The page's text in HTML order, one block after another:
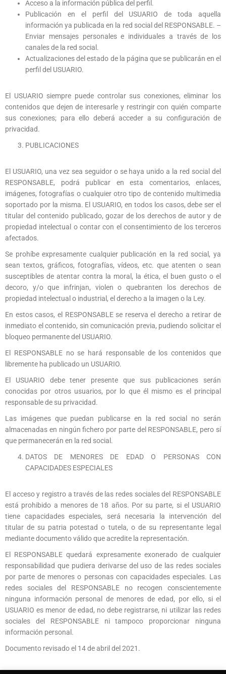
Acceso a la información pública del perfil.
Publicación en el perfil del USUARIO de toda aquella
información ya publicada en la red social del RESPONSABLE. –
Enviar mensajes personales e individuales a través de los
canales de la red social.
Actualizaciones del estado de la página que se publicarán en el
perfil del USUARIO.
El USUARIO siempre puede controlar sus conexiones, eliminar los
contenidos que dejen de interesarle y restringir con quién comparte
sus conexiones; para ello deberá acceder a su configuración de
privacidad.
PUBLICACIONES
El USUARIO, una vez sea seguidor o se haya unido a la red social del
RESPONSABLE, podrá publicar en esta comentarios, enlaces,
imágenes, fotografías o cualquier otro tipo de contenido multimedia
soportado por la misma. El USUARIO, en todos los casos, debe ser el
titular del contenido publicado, gozar de los derechos de autor y de
propiedad intelectual o contar con el consentimiento de los terceros
afectados.
Se prohíbe expresamente cualquier publicación en la red social, ya
sean textos, gráficos, fotografías, vídeos, etc. que atenten o sean
susceptibles de atentar contra la moral, la ética, el buen gusto o el
decoro, y/o que infrinjan, violen o quebranten los derechos de
propiedad intelectual o industrial, el derecho a la imagen o la Ley.
En estos casos, el RESPONSABLE se reserva el derecho a retirar de
inmediato el contenido, sin comunicación previa, pudiendo solicitar el
bloqueo permanente del USUARIO.
El RESPONSABLE no se hará responsable de los contenidos que
libremente ha publicado un USUARIO.
El USUARIO debe tener presente que sus publicaciones serán
conocidas por otros usuarios, por lo que él mismo es el principal
responsable de su privacidad.
Las imágenes que puedan publicarse en la red social no serán
almacenadas en ningún fichero por parte del RESPONSABLE, pero sí
que permanecerán en la red social.
DATOS DE MENORES DE EDAD O PERSONAS CON
CAPACIDADES ESPECIALES
El acceso y registro a través de las redes sociales del RESPONSABLE
está prohibido a menores de 18 años. Por su parte, si el USUARIO
tiene capacidades especiales, será necesaria la intervención del
titular de su patria potestad o tutela, o de su representante legal
mediante documento válido que acredite la representación.
El RESPONSABLE quedará expresamente exonerado de cualquier
responsabilidad que pudiera derivarse del uso de las redes sociales
por parte de menores o personas con capacidades especiales. Las
redes sociales del RESPONSABLE no recogen conscientemente
ninguna información personal de menores de edad, por ello, si el
USUARIO es menor de edad, no debe registrarse, ni utilizar las redes
sociales del RESPONSABLE ni tampoco proporcionar ninguna
información personal.
Documento revisado el 14 de abril del 2021.